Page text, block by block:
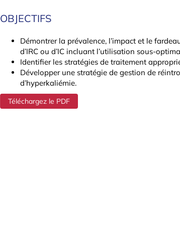
OBJECTIFS
Démontrer la prévalence, l’impact et le
d’IRC ou d’IC incluant l’utilisation sous-
Identifier les stratégies de traitement
Développer une stratégie de gestion de
d’hyperkaliémie.
Téléchargez le PDF